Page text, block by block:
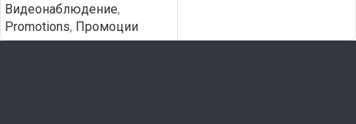
Видеонаблюдение,
Promotions, Промоции